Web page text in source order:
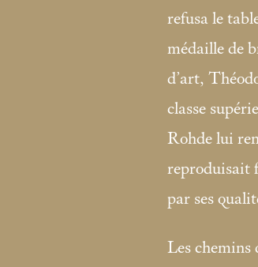
refusa le
médaille de
d’art,
classe
Rohde lui
reproduisait
par ses
Les chemins